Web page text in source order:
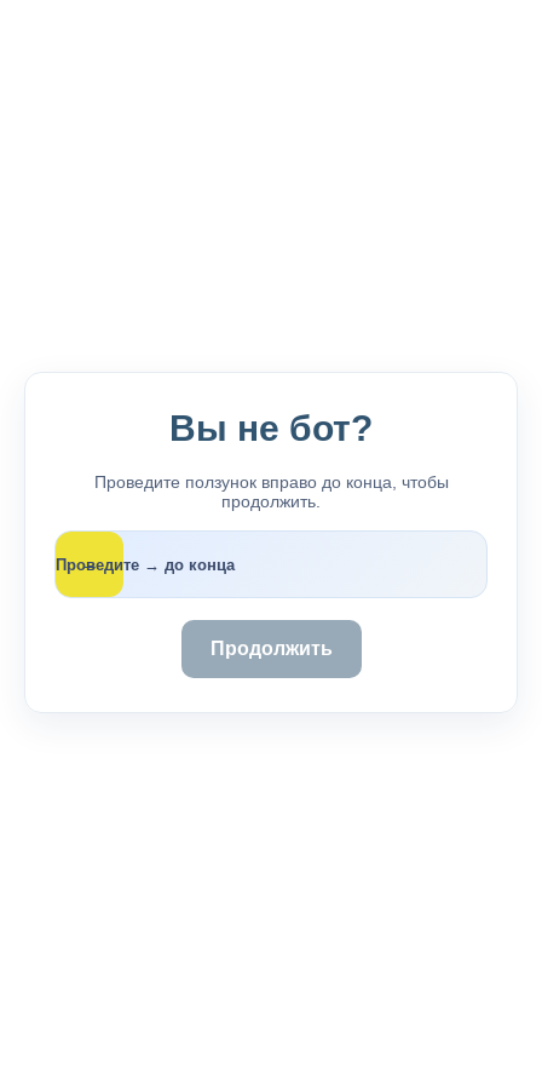
Вы не бот?
Проведите ползунок вправо до конца, чтобы
продолжить.
Проведите → до конца
→
Продолжить